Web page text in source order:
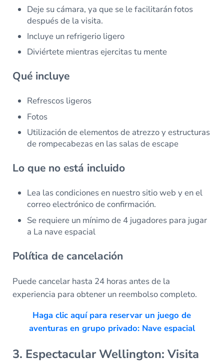
Deje su cámara, ya que se le facilitarán fotos
después de la visita.
Incluye un refrigerio ligero
Diviértete mientras ejercitas tu mente
Qué incluye
Refrescos ligeros
Fotos
Utilización de elementos de atrezzo y estructuras
de rompecabezas en las salas de escape
Lo que no está incluido
Lea las condiciones en nuestro sitio web y en el
correo electrónico de confirmación.
Se requiere un mínimo de 4 jugadores para jugar
a La nave espacial
Política de cancelación
Puede cancelar hasta 24 horas antes de la
experiencia para obtener un reembolso completo.
Haga clic aquí para reservar un juego de
aventuras en grupo privado: Nave espacial
3. Espectacular Wellington: Visita